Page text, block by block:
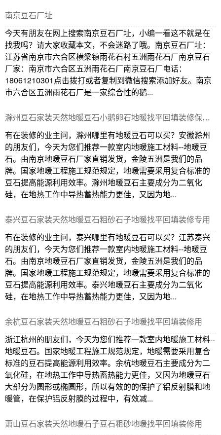
南京豆石厂址
今天有朋友在网上搜索南京豆石厂址，小编一看这不就是在
找我吗？请大家收藏本文，不会迷路了哦。南京豆石厂址：
江苏省南京市六合区横梁镇雨花石村五洲雨花石厂南京豆石
厂家：南京市六合区五洲雨花石厂南京豆石厂电话：
18061210301点击拨打或者复制到微信搜索添加好友。南京
市六合区五洲雨花石厂是一家综合性的鹅...
滁州豆石家装天然地暖豆石小鹅卵石地暖找平回填装修保温吸热
有在装修的业主问，滁州哪里有地暖豆石可以买？安徽滁州
的朋友们，今天为您们推荐一款室内地暖施工材料--地暖豆
石。由南京地暖豆石厂家直销发货，金陵五洲是我们的品
牌。国家地暖工程施工规范规定，地暖需要采用复合标准的
豆石提高能源利用效率。滁州地暖豆石主要成分为二氧化
硅，在地热工作中导热蓄热能力更佳，又因为地...
泰兴豆石家装天然地暖豆石粗砂石子地暖找平回填装修专用
有在装修的业主问，泰兴哪里有地暖豆石可以买？江苏泰兴
的朋友们，今天为您们推荐一款室内地暖施工材料--地暖豆
石。由南京地暖豆石厂家直销发货，金陵五洲是我们的品
牌。国家地暖工程施工规范规定，地暖需要采用复合标准的
豆石提高能源利用效率。泰兴地暖豆石主要成分为二氧化
硅，在地热工作中导热蓄热能力更佳，又因为地...
余杭豆石家装天然地暖豆石粗砂石子地暖找平回填装修用
浙江杭州的朋友们，今天为您们推荐一款室内地暖施工材料--
地暖豆石。国家地暖工程施工规范规定，地暖需要采用复合
标准的豆石提高能源利用效率。余杭地暖豆石主要成分为二
氧化硅，在地热工作中导热蓄热能力更佳，又因为地暖豆石
大部分为圆形或椭圆形，所以有效的的保护了铝反射膜和地
暖管，在保护铝反射膜的过程中，有效减...
萧山豆石家装天然地暖石子豆石粗砂地暖找平回填装修用